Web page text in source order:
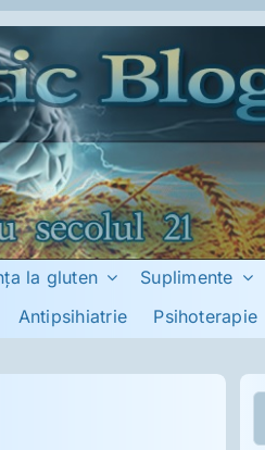
la gluten Suplimente
Antipsihiatrie Psihoterapie